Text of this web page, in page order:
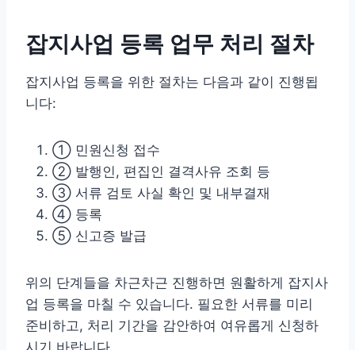
잡지사업 등록 업무 처리 절차
잡지사업 등록을 위한 절차는 다음과 같이 진행됩
니다:
① 민원신청 접수
② 발행인, 편집인 결격사유 조회 등
③ 서류 검토 사실 확인 및 내부결재
④ 등록
⑤ 신고증 발급
위의 단계들을 차근차근 진행하면 원활하게 잡지사
업 등록을 마칠 수 있습니다. 필요한 서류를 미리
준비하고, 처리 기간을 감안하여 여유롭게 신청하
시기 바랍니다.